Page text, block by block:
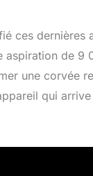
ces dernières
aspiration de
une corvée
qui